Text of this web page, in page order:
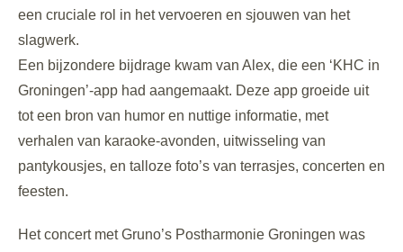
een cruciale rol in het vervoeren en sjouwen van het
slagwerk.
Een bijzondere bijdrage kwam van Alex, die een ‘KHC in
Groningen’-app had aangemaakt. Deze app groeide uit
tot een bron van humor en nuttige informatie, met
verhalen van karaoke-avonden, uitwisseling van
pantykousjes, en talloze foto’s van terrasjes, concerten en
feesten.
Het concert met Gruno’s Postharmonie Groningen was